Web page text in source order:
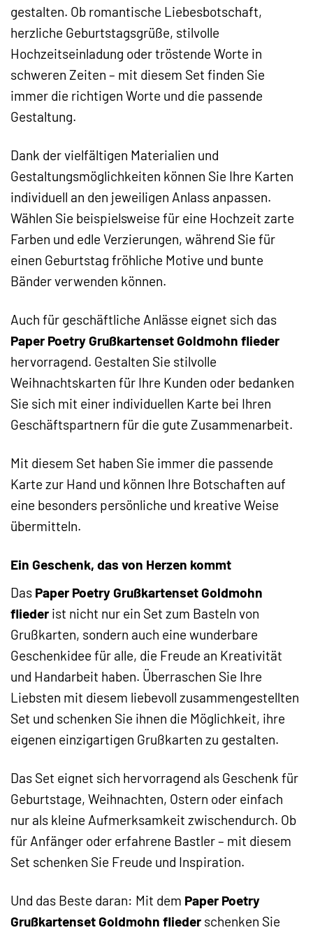
gestalten. Ob romantische Liebesbotschaft,
herzliche Geburtstagsgrüße, stilvolle
Hochzeitseinladung oder tröstende Worte in
schweren Zeiten – mit diesem Set finden Sie
immer die richtigen Worte und die passende
Gestaltung.
Dank der vielfältigen Materialien und
Gestaltungsmöglichkeiten können Sie Ihre Karten
individuell an den jeweiligen Anlass anpassen.
Wählen Sie beispielsweise für eine Hochzeit zarte
Farben und edle Verzierungen, während Sie für
einen Geburtstag fröhliche Motive und bunte
Bänder verwenden können.
Auch für geschäftliche Anlässe eignet sich das
Paper Poetry Grußkartenset Goldmohn flieder
hervorragend. Gestalten Sie stilvolle
Weihnachtskarten für Ihre Kunden oder bedanken
Sie sich mit einer individuellen Karte bei Ihren
Geschäftspartnern für die gute Zusammenarbeit.
Mit diesem Set haben Sie immer die passende
Karte zur Hand und können Ihre Botschaften auf
eine besonders persönliche und kreative Weise
übermitteln.
Ein Geschenk, das von Herzen kommt
Das Paper Poetry Grußkartenset Goldmohn
flieder ist nicht nur ein Set zum Basteln von
Grußkarten, sondern auch eine wunderbare
Geschenkidee für alle, die Freude an Kreativität
und Handarbeit haben. Überraschen Sie Ihre
Liebsten mit diesem liebevoll zusammengestellten
Set und schenken Sie ihnen die Möglichkeit, ihre
eigenen einzigartigen Grußkarten zu gestalten.
Das Set eignet sich hervorragend als Geschenk für
Geburtstage, Weihnachten, Ostern oder einfach
nur als kleine Aufmerksamkeit zwischendurch. Ob
für Anfänger oder erfahrene Bastler – mit diesem
Set schenken Sie Freude und Inspiration.
Und das Beste daran: Mit dem Paper Poetry
Grußkartenset Goldmohn flieder schenken Sie